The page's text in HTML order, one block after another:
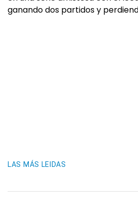
ganando dos partidos y
LAS MÁS LEIDAS